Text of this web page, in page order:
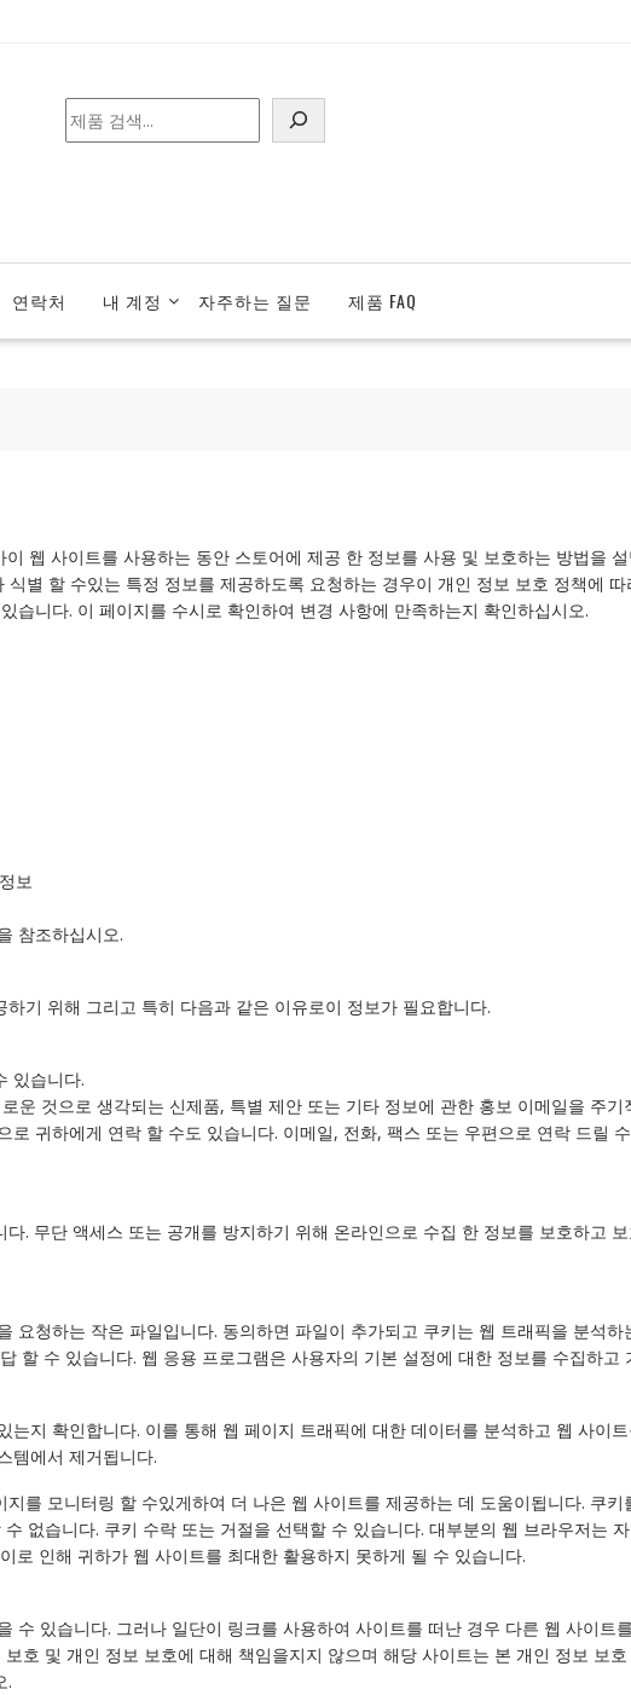
검
색
연락처 내 계정 자주하는 질문 제품 FAQ
웹 사이트를 사용하는 동안 스토어에 제공 한 정보를 사용 및 보호하는 방법을
별 할 수있는 특정 정보를 제공하도록 요청하는 경우이 개인 정보 보호 정책에
습니다. 이 페이지를 수시로 확인하여 변경 사항에 만족하는지 확인하십시오.
보
참조하십시오.
기 위해 그리고 특히 다음과 같은 이유로이 정보가 필요합니다.
있습니다.
운 것으로 생각되는 신제품, 특별 제안 또는 기타 정보에 관한 홍보 이메일을 주기
귀하에게 연락 할 수도 있습니다. 이메일, 전화, 팩스 또는 우편으로 연락 드릴
. 무단 액세스 또는 공개를 방지하기 위해 온라인으로 수집 한 정보를 보호하고
요청하는 작은 파일입니다. 동의하면 파일이 추가되고 쿠키는 웹 트래픽을 분석
할 수 있습니다. 웹 응용 프로그램은 사용자의 기본 설정에 대한 정보를 수집하
지 확인합니다. 이를 통해 웹 페이지 트래픽에 대한 데이터를 분석하고 웹 사이
템에서 제거됩니다.
를 모니터링 할 수있게하여 더 나은 웹 사이트를 제공하는 데 도움이됩니다. 쿠
없습니다. 쿠키 수락 또는 거절을 선택할 수 있습니다. 대부분의 웹 브라우저는
로 인해 귀하가 웹 사이트를 최대한 활용하지 못하게 될 수 있습니다.
수 있습니다. 그러나 일단이 링크를 사용하여 사이트를 떠난 경우 다른 웹 사이트
호 및 개인 정보 보호에 대해 책임을지지 않으며 해당 사이트는 본 개인 정보 보
.